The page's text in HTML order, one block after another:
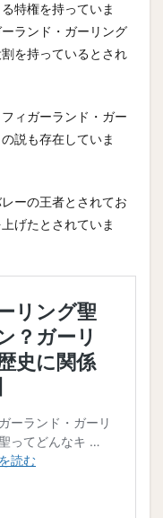
特権を持っていま
ランド・ガーリング
を持っているとされ
ィガーランド・ガー
説も存在していま
ーの王者とされてお
げたとされていま